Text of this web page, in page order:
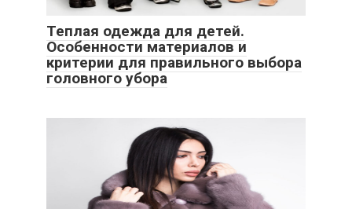
Теплая одежда для детей.
Особенности материалов и
критерии для правильного выбора
головного убора